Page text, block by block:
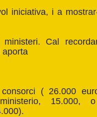
iniciativa, i a
ministeri. Cal
aporta
( 26.000
15.000,